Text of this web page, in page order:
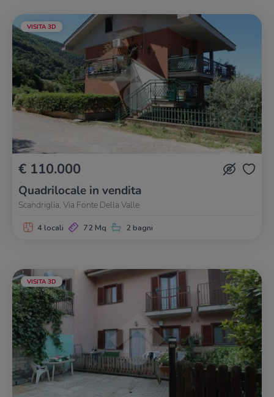
VISITA 3D
€ 110.000
Quadrilocale in vendita
Scandriglia, Via Fonte Della Valle
4 locali 72 Mq 2 bagni
VISITA 3D